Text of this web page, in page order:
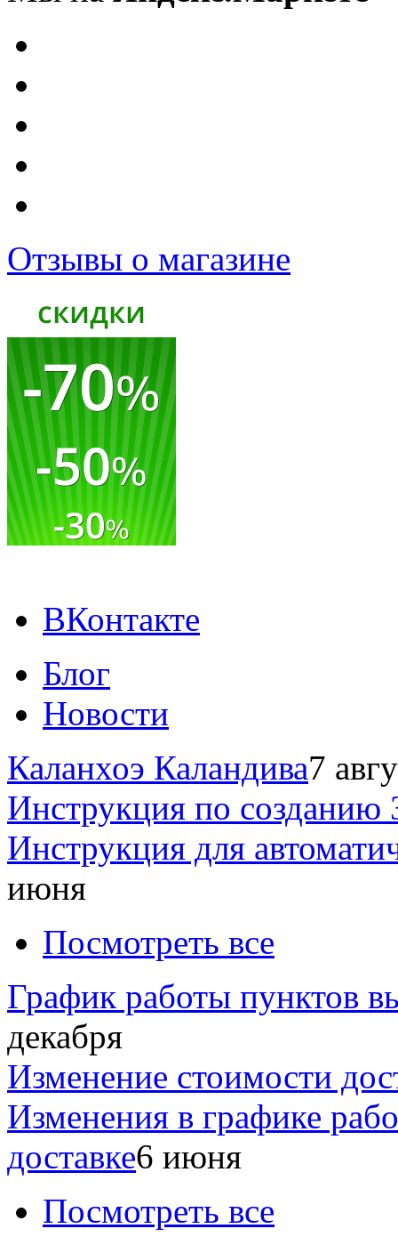
Отзывы о магазине
ВКонтакте
Блог
Новости
Каланхоэ Каландива7
Инструкция по созданию
Инструкция для
июня
Посмотреть все
График работы пунктов
декабря
Изменение стоимости
Изменения в графике
доставке6 июня
Посмотреть все